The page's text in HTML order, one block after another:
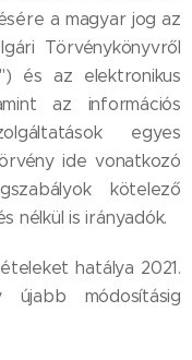
a magyar jog az
Törvénykönyvről
és az elektronikus
az információs
egyes
ide vonatkozó
kötelező
nélkül is irányadók.
hatálya 2021.
újabb módosításig